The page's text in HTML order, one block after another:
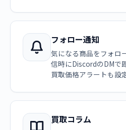
フォロー通知
気になる商品をフォロ
信時にDiscordのDMで
買取価格アラートも設
買取コラム